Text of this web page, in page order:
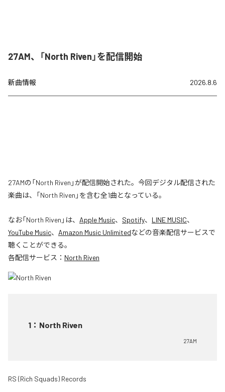
27AM、「North Riven」を配信開始
新曲情報 2026.8.6
27AMの「North Riven」が配信開始された。今回デジタル配信された
楽曲は、「North Riven」を含む全1曲となっている。
なお「North Riven 」は、 Apple Music、 Spotify、 LINE MUSIC、
YouTube Music、 Amazon Music Unlimitedなどの音楽配信サービスで
聴くことができる。
各配信サービス： North Riven
1 ： North Riven
27AM
RS (Rich Squads) Records